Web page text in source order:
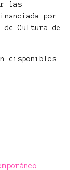
las
por
Cultura de
disponibles